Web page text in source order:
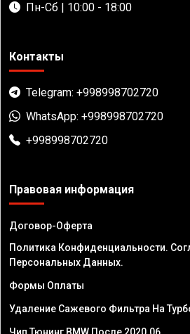
Пн-Сб | 10:00 - 18:00
Контакты
Telegram: +998998702720
WhatsApp: +998998702720
+998998702720
Правовая информация
Договор-Оферта
Политика Конфиденциальности.
Персональных Данных.
Формы Оплаты
Удаление Сажевого Фильтра На